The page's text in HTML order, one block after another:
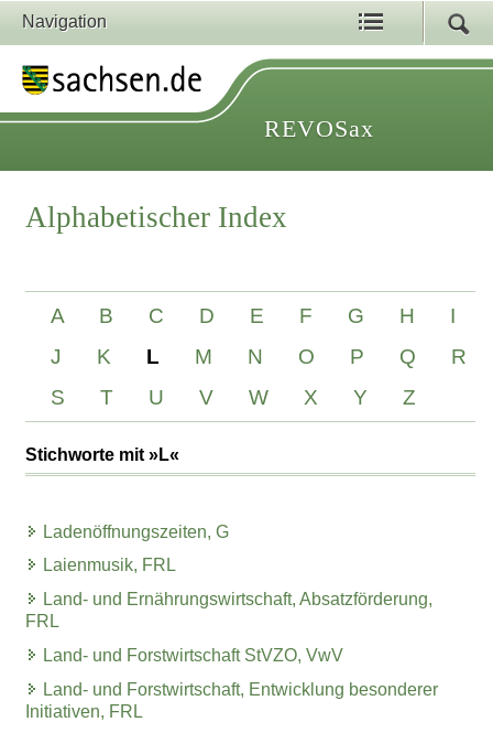
Navigation
REVOSax
Alphabetischer Index
A B C D E F G H
I
J
K L M N O P Q
R
S
T U V W X Y Z
Stichworte mit »L«
Ladenöffnungszeiten, G
Laienmusik, FRL
Land- und Ernährungswirtschaft, Absatzförderung,
FRL
Land- und Forstwirtschaft StVZO, VwV
Land- und Forstwirtschaft, Entwicklung besonderer
Initiativen, FRL